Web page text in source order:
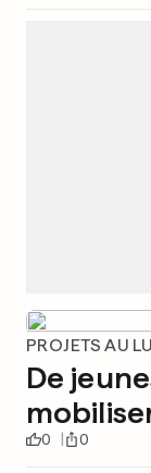
PROJETS AU
De
0 0